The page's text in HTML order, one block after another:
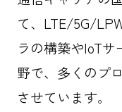
て、LTE/5G/
ラの構築やIoT
野で、多くのプ
させています。